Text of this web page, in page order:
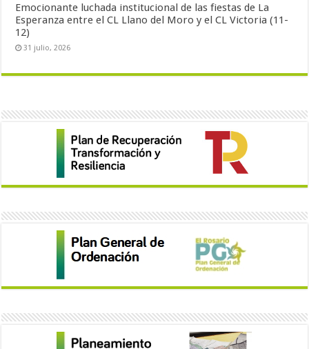
Emocionante luchada institucional de las fiestas de La
Esperanza entre el CL Llano del Moro y el CL Victoria (11-
12)
31 julio, 2026